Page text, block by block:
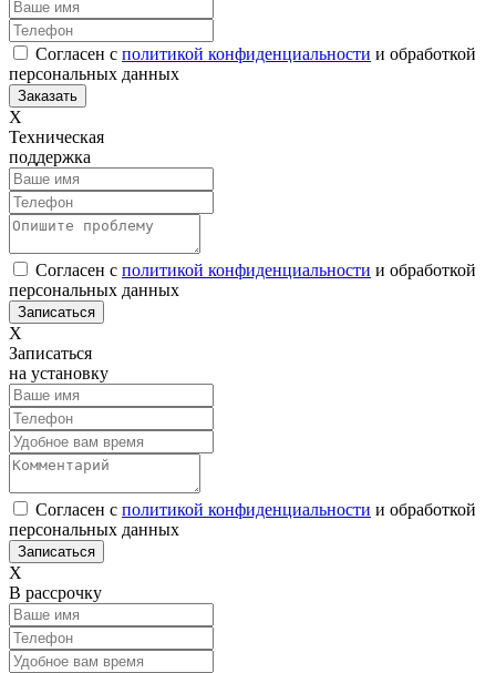
Согласен с политикой конфиденциальности и обработкой
персональных данных
Х
Техническая
поддержка
Согласен с политикой конфиденциальности и обработкой
персональных данных
Х
Записаться
на установку
Согласен с политикой конфиденциальности и обработкой
персональных данных
Х
В рассрочку